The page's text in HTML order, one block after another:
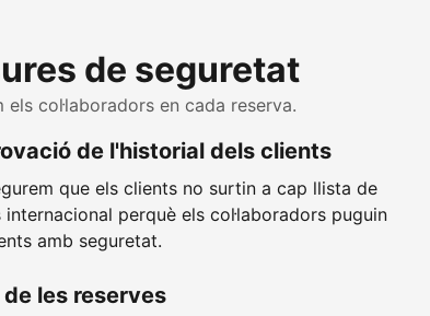
de seguretat
els col·laboradors en cada reserva.
de l'historial dels clients
que els clients no surtin a cap llista de
internacional perquè els col·laboradors puguin
amb seguretat.
de les reserves